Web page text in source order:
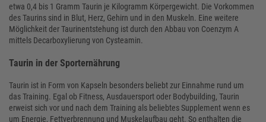
etwa 0,4 bis 1 Gramm Taurin je Kilogramm Körpergewicht. Die Vorkommen
des Taurins sind in Blut, Herz, Gehirn und in den Muskeln. Eine weitere
Möglichkeit der Taurinentstehung ist durch den Abbau von Coenzym A
mittels Decarboxylierung von Cysteamin.
Taurin in der Sporternährung
Taurin ist in Form von Kapseln besonders beliebt zur Einnahme rund um
das Training. Egal ob Fitness, Ausdauersport oder Bodybuilding, Taurin
erweist sich vor und nach dem Training als beliebtes Supplement wenn es
um Energie, Fettverbrennung und Muskelaufbau geht. So enthalten die